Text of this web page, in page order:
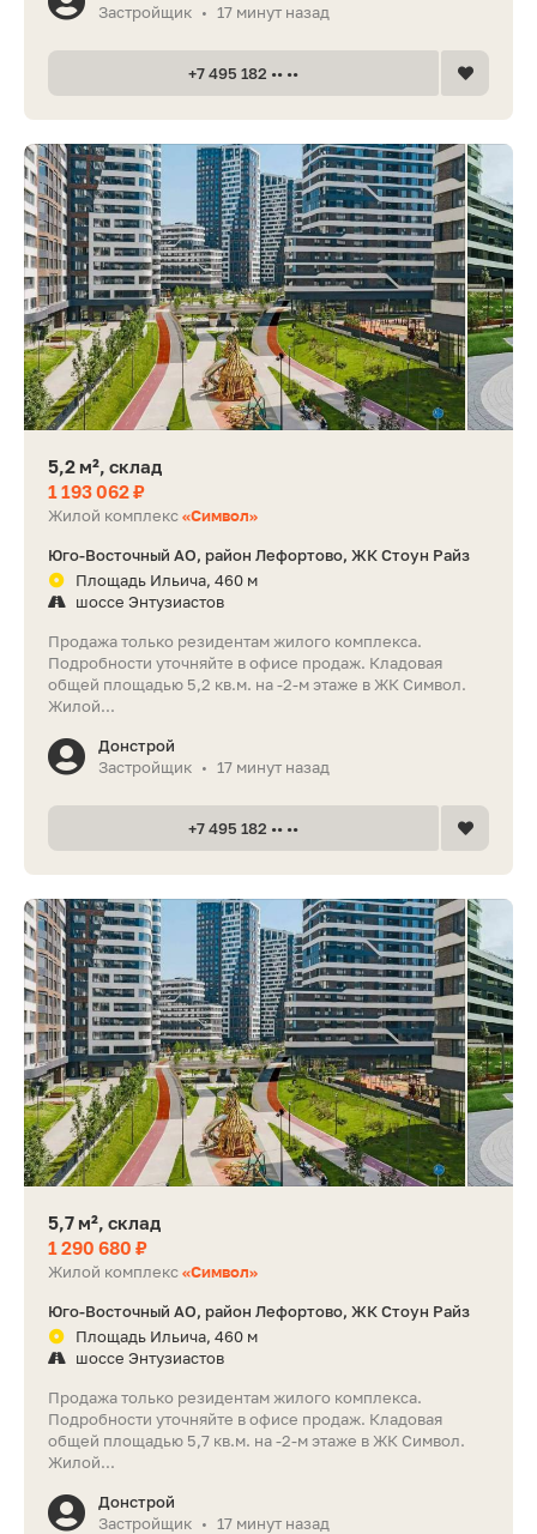
Застройщик • 17 минут назад
+7 495 182 •• ••
5,2 м², склад
1 193 062 ₽
Жилой комплекс«Символ»
Юго-Восточный АО, район Лефортово, ЖК Стоун Райз
Площадь Ильича, 460 м
шоссе Энтузиастов
Продажа только резидентам жилого комплекса.
Подробности уточняйте в офисе продаж. Кладовая
общей площадью 5,2 кв.м. на -2-м этаже в ЖК Символ.
Жилой...
Донстрой
Застройщик • 17 минут назад
+7 495 182 •• ••
5,7 м², склад
1 290 680 ₽
Жилой комплекс«Символ»
Юго-Восточный АО, район Лефортово, ЖК Стоун Райз
Площадь Ильича, 460 м
шоссе Энтузиастов
Продажа только резидентам жилого комплекса.
Подробности уточняйте в офисе продаж. Кладовая
общей площадью 5,7 кв.м. на -2-м этаже в ЖК Символ.
Жилой...
Донстрой
Застройщик • 17 минут назад